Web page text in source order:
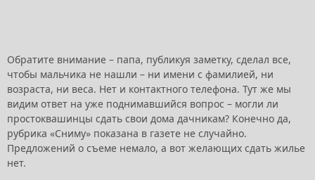
Обратите внимание – папа, публикуя заметку, сделал все,
чтобы мальчика не нашли – ни имени с фамилией, ни
возраста, ни веса. Нет и контактного телефона. Тут же мы
видим ответ на уже поднимавшийся вопрос – могли ли
простоквашинцы сдать свои дома дачникам? Конечно да,
рубрика «Сниму» показана в газете не случайно.
Предложений о съеме немало, а вот желающих сдать жилье
нет.